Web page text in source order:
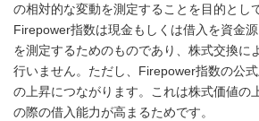
の相対的な変動を測定することを目的とし
Firepower指数は現金もしくは借入を資金
を測定するためのものであり、株式交換に
行いません。ただし、Firepower指数の公
の上昇につながります。これは株式価値の
の際の借入能力が高まるためです。